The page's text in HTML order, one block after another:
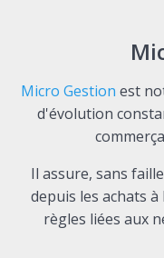
Micro Gestion est
d'évolution
Il assure, sans
depuis les achats
règles liées aux